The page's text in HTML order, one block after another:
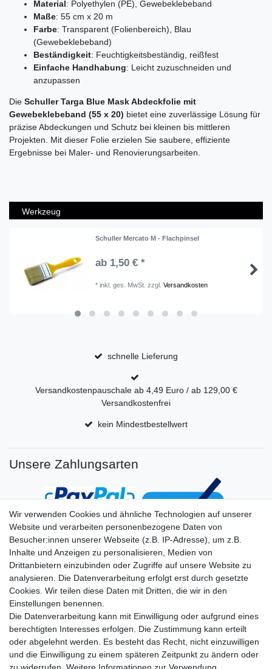
Material: Polyethylen (PE), Gewebeklebeband
Maße: 55 cm x 20 m
Farbe: Transparent (Folienbereich), Blau
(Gewebeklebeband)
Beständigkeit: Feuchtigkeitsbeständig, reißfest
Einfache Handhabung: Leicht zuzuschneiden und
anzupassen
Die Schuller Targa Blue Mask Abdeckfolie mit
Gewebeklebeband (55 x 20) bietet eine zuverlässige Lösung für
präzise Abdeckungen und Schutz bei kleinen bis mittleren
Projekten. Mit dieser Folie erzielen Sie saubere, effiziente
Ergebnisse bei Maler- und Renovierungsarbeiten.
Werkzeug
Schuller Mercato M - Flachpinsel
ab 1,50 € *
*inkl. ges. MwSt. zzgl.Versandkosten
schnelle Lieferung
Versandkostenpauschale ab 4,49 Euro / ab 129,00 €
Versandkostenfrei
kein Mindestbestellwert
Unsere Zahlungsarten
Wir verwenden Cookies und ähnliche Technologien auf unserer
Website und verarbeiten personenbezogene Daten von
Besucher:innen unserer Webseite (z.B. IP-Adresse), um z.B.
Inhalte und Anzeigen zu personalisieren, Medien von
Drittanbietern einzubinden oder Zugriffe auf unsere Website zu
analysieren. Die Datenverarbeitung erfolgt erst durch gesetzte
Cookies. Wir teilen diese Daten mit Dritten, die wir in den
Einstellungen benennen.
Die Datenverarbeitung kann mit Einwilligung oder aufgrund eines
berechtigten Interesses erfolgen. Die Zustimmung kann erteilt
oder abgelehnt werden. Es besteht das Recht, nicht einzuwilligen
und die Einwilligung zu einem späteren Zeitpunkt zu ändern oder